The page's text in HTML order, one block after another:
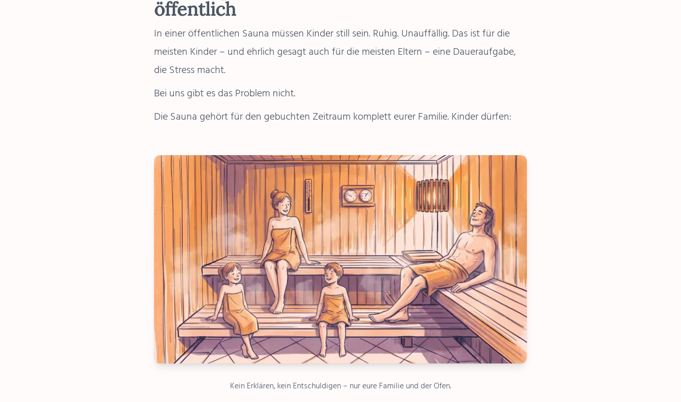
öffentlich
In einer öffentlichen Sauna müssen Kinder still sein. Ruhig. Unauffällig. Das ist für die
meisten Kinder – und ehrlich gesagt auch für die meisten Eltern – eine Daueraufgabe,
die Stress macht.
Bei uns gibt es das Problem nicht.
Die Sauna gehört für den gebuchten Zeitraum komplett eurer Familie. Kinder dürfen:
Kein Erklären, kein Entschuldigen – nur eure Familie und der Ofen.